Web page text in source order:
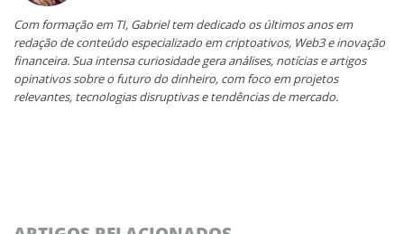
Com formação em TI, Gabriel tem dedicado os últimos anos em
redação de conteúdo especializado em criptoativos, Web3 e inovação
financeira. Sua intensa curiosidade gera análises, notícias e artigos
opinativos sobre o futuro do dinheiro, com foco em projetos
relevantes, tecnologias disruptivas e tendências de mercado.